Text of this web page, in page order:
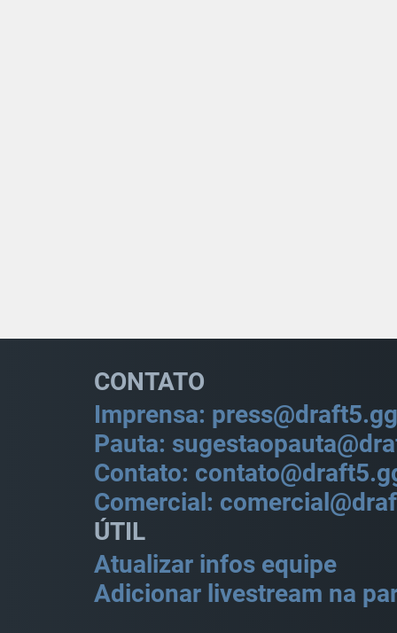
CONTATO
Imprensa: press@draft5.gg
Pauta:
Contato:
Comercial:
ÚTIL
Atualizar infos equipe
Adicionar livestream na